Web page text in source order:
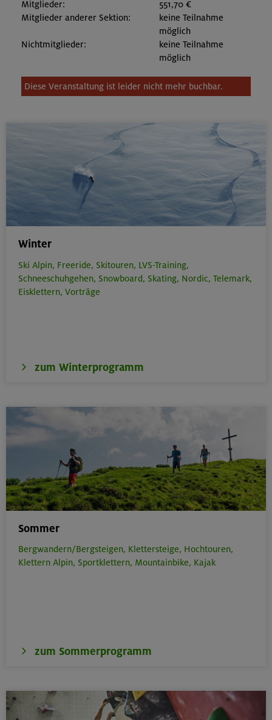
Mitglieder:
551,70 €
Mitglieder anderer Sektion:
keine Teilnahme
möglich
Nichtmitglieder:
keine Teilnahme
möglich
Diese Veranstaltung ist leider nicht mehr buchbar.
Winter
Ski Alpin, Freeride, Skitouren, LVS-Training,
Schneeschuhgehen, Snowboard, Skating, Nordic, Telemark,
Eisklettern, Vorträge
zum Winterprogramm
Sommer
Bergwandern/Bergsteigen, Klettersteige, Hochtouren,
Klettern Alpin, Sportklettern, Mountainbike, Kajak
zum Sommerprogramm